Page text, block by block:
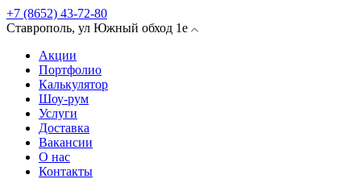
+7 (8652) 43-72-80
Ставрополь, ул Южный обход 1е
Акции
Портфолио
Калькулятор
Шоу-рум
Услуги
Доставка
Вакансии
О нас
Контакты